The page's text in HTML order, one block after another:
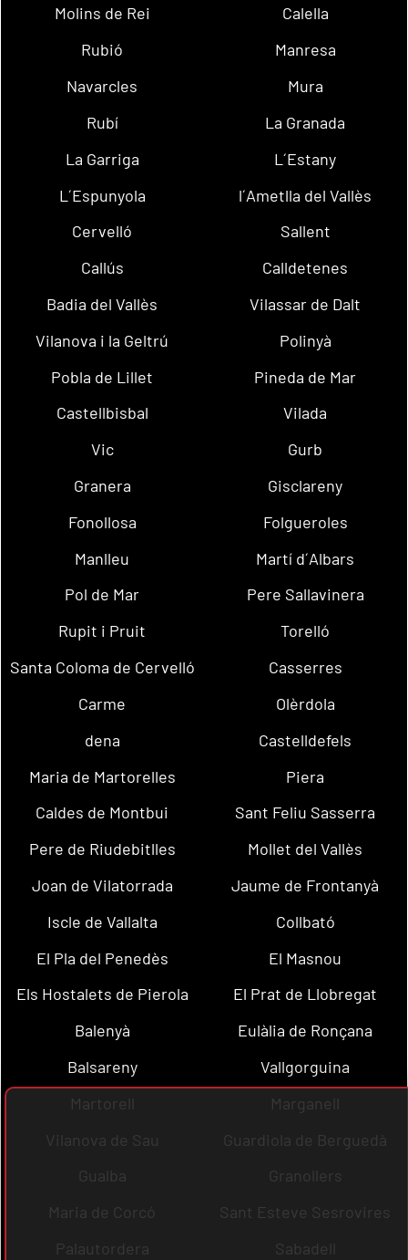
Molins de Rei
Calella
Rubió
Manresa
Navarcles
Mura
Rubí
La Granada
La Garriga
L´Estany
L´Espunyola
l´Ametlla del Vallès
Cervelló
Sallent
Callús
Calldetenes
Badia del Vallès
Vilassar de Dalt
Vilanova i la Geltrú
Polinyà
Pobla de Lillet
Pineda de Mar
Castellbisbal
Vilada
Vic
Gurb
Granera
Gisclareny
Fonollosa
Folgueroles
Manlleu
Martí d´Albars
Pol de Mar
Pere Sallavinera
Rupit i Pruit
Torelló
Santa Coloma de Cervelló
Casserres
Carme
Olèrdola
dena
Castelldefels
Maria de Martorelles
Piera
Caldes de Montbui
Sant Feliu Sasserra
Pere de Riudebitlles
Mollet del Vallès
Joan de Vilatorrada
Jaume de Frontanyà
Iscle de Vallalta
Collbató
El Pla del Penedès
El Masnou
Els Hostalets de Pierola
El Prat de Llobregat
Balenyà
Eulàlia de Ronçana
Balsareny
Vallgorguina
Martorell
Marganell
Vilanova de Sau
Guardiola de Berguedà
Gualba
Granollers
Maria de Corcó
Sant Esteve Sesrovires
Palautordera
Sabadell